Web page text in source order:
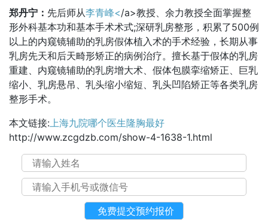
郑丹宁： 先后师从李青峰</a>教授、余力教授全面掌握整
形外科基本功和基本手术术式;深研乳房整形，积累了500例
以上的内窥镜辅助的乳房假体植入术的手术经验，长期从事
乳房先天和后天畸形矫正的病例治疗。擅长基于假体的乳房
重建、内窥镜辅助的乳房增大术、假体包膜挛缩矫正、巨乳
缩小、乳房悬吊、乳头缩小缩短、乳头凹陷矫正等各类乳房
整形手术。
本文链接:上海九院哪个医生隆胸最好
http://www.zcgdzb.com/show-4-1638-1.html